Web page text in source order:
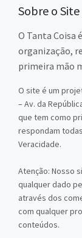
Sobre o Site
O Tanta Coisa
organização,
primeira mão
O site é um
– Av. da
que tem como
respondam
Veracidade.
Atenção: Nosso
qualquer dado
através dos
com qualquer
conteúdos.